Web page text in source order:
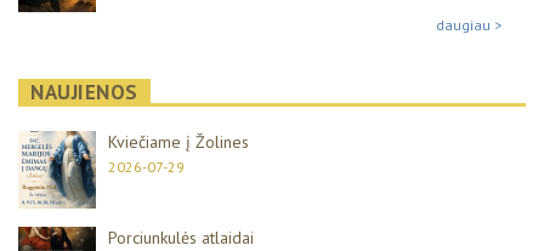
daugiau >
NAUJIENOS
Kviečiame į Žolines
2026-07-29
Porciunkulės atlaidai